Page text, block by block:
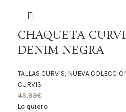
CHAQUETA CURVI
DENIM NEGRA
TALLAS CURVIS, NUEVA
CURVIS
43,99€
Lo quiero